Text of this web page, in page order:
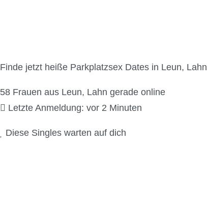
Finde jetzt heiße Parkplatzsex Dates in Leun, Lahn
58 Frauen aus Leun, Lahn gerade online
Letzte Anmeldung: vor 2 Minuten
Diese Singles warten auf dich